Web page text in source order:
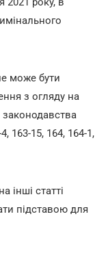
може бути
з огляду на
163-15, 164, 164-1,
інші статті
підставою для